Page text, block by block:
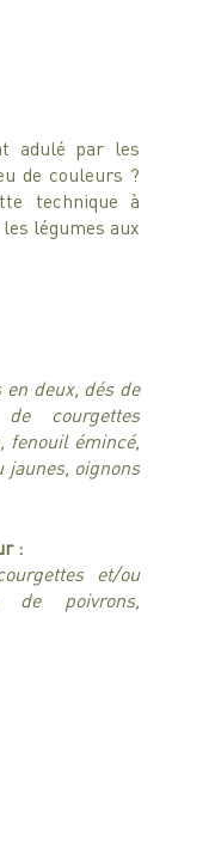
adulé par les
de couleurs ?
technique à
légumes aux
en deux, dés de
de courgettes
fenouil émincé,
jaunes, oignons
:
et/ou
de poivrons,